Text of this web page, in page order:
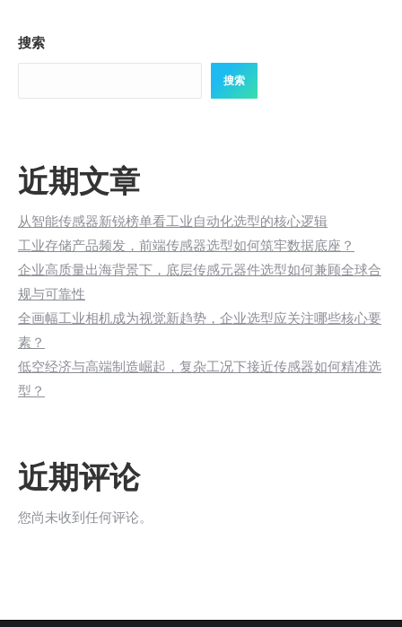
搜索
搜索
近期文章
从智能传感器新锐榜单看工业自动化选型的核心逻辑
工业存储产品频发，前端传感器选型如何筑牢数据底座？
企业高质量出海背景下，底层传感元器件选型如何兼顾全球合
规与可靠性
全画幅工业相机成为视觉新趋势，企业选型应关注哪些核心要
素？
低空经济与高端制造崛起，复杂工况下接近传感器如何精准选
型？
近期评论
您尚未收到任何评论。